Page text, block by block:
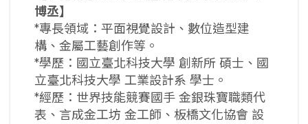
博丞】
*專長領域：平面視覺設計、數位造型建
構、金屬工藝創作等。
*學歷：國立臺北科技大學 創新所 碩士、國
立臺北科技大學 工業設計系 學士。
*經歷：世界技能競賽國手 金銀珠寶職類代
表、言成金工坊 金工師、板橋文化協會 設